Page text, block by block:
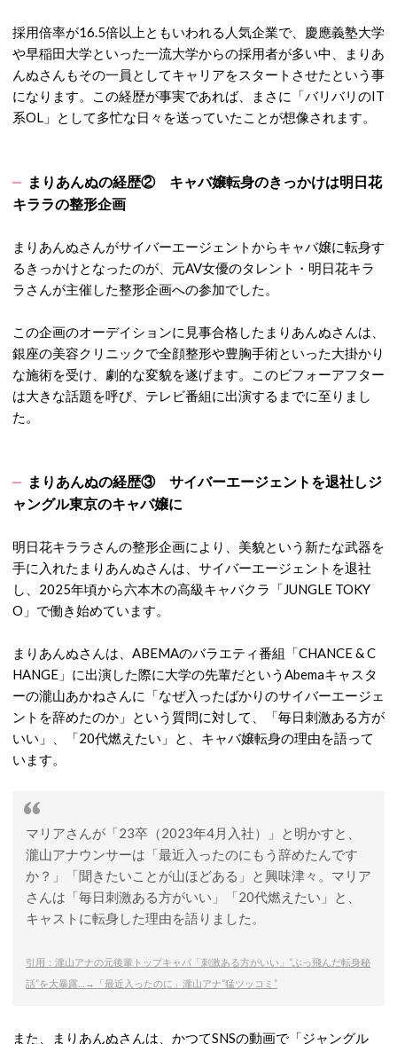
採用倍率が16.5倍以上ともいわれる人気企業で、慶應義塾大学
や早稲田大学といった一流大学からの採用者が多い中、まりあ
んぬさんもその一員としてキャリアをスタートさせたという事
になります。この経歴が事実であれば、
まさに「バリバリのIT
系OL」として多忙な日々を送っていたことが想像されます。
まりあんぬの経歴② キャバ嬢転身のきっかけは明日花
キララの整形企画
まりあんぬさんがサイバーエージェントからキャバ嬢に転身す
るきっかけとなったのが、元AV女優のタレント・明日花キラ
ラさんが主催した整形企画への参加でした。
この企画のオーデイションに見事合格したまりあんぬさんは、
銀座の美容クリニックで全顔整形や豊胸手術といった大掛かり
な施術を受け、劇的な変貌を遂げます。
このビフォーアフター
は大きな話題を呼び、テレビ番組に出演するまでに至りまし
た。
まりあんぬの経歴③ サイバーエージェントを退社しジ
ャングル東京のキャバ嬢に
明日花キララさんの整形企画により、美貌という新たな武器を
手に入れたまりあんぬさんは、サイバーエージェントを退社
し、2025年頃から六本木の高級キャバクラ「JUNGLE TOKY
O」で働き始めています。
まりあんぬさんは、ABEMAのバラエティ番組「CHANCE & C
HANGE」に出演した際に大学の先輩だというAbemaキャスタ
ーの瀧山あかねさんに「なぜ入ったばかりのサイバーエージェ
ントを辞めたのか」という質問に対して、「毎日刺激ある方が
いい」、「20代燃えたい」と、キャバ嬢転身の理由を語って
います。
マリアさんが「23卒（2023年4月入社）」と明かすと、
瀧山アナウンサーは「最近入ったのにもう辞めたんです
か？」「聞きたいことが山ほどある」と興味津々。マリア
さんは「毎日刺激ある方がいい」「20代燃えたい」と、
キャストに転身した理由を語りました。
引用：瀧山アナの元後輩トップキャバ「刺激ある方がいい」“ぶっ飛んだ転身秘
話”を大暴露…→「最近入ったのに」瀧山アナ“猛ツッコミ”
また、まりあんぬさんは、かつてSNSの動画で「ジャングル